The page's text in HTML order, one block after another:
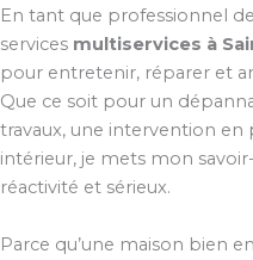
En tant que professionnel
services multiservices à
pour entretenir, réparer et
Que ce soit pour un
travaux, une intervention
intérieur, je mets mon
réactivité et sérieux.
Parce qu’une maison bien